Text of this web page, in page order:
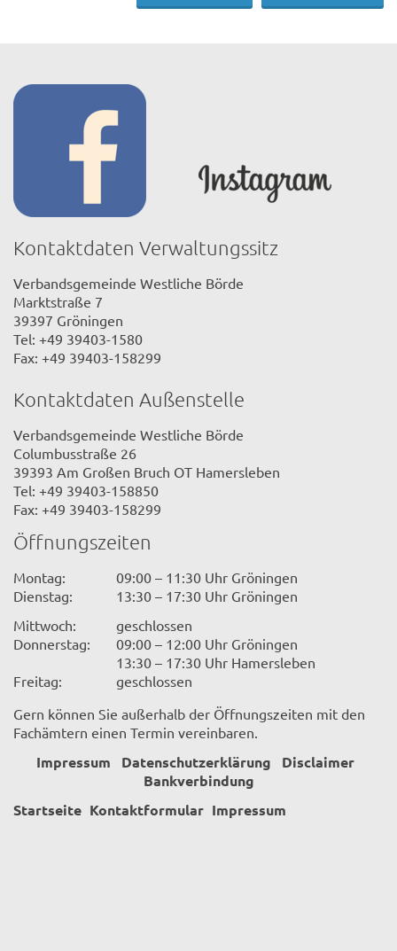
Kontaktdaten Verwaltungssitz
Verbandsgemeinde Westliche Börde
Marktstraße 7
39397 Gröningen
Tel: +49 39403-1580
Fax: +49 39403-158299
Kontaktdaten Außenstelle
Verbandsgemeinde Westliche Börde
Columbusstraße 26
39393 Am Großen Bruch OT Hamersleben
Tel: +49 39403-158850
Fax: +49 39403-158299
Öffnungszeiten
Montag:
09:00 – 11:30 Uhr Gröningen
Dienstag:
13:30 – 17:30 Uhr Gröningen
Mittwoch:
geschlossen
Donnerstag:
09:00 – 12:00 Uhr Gröningen
13:30 – 17:30 Uhr Hamersleben
Freitag:
geschlossen
Gern können Sie außerhalb der Öffnungszeiten mit den
Fachämtern einen Termin vereinbaren.
Impressum Datenschutzerklärung
Disclaimer
Bankverbindung
Startseite Kontaktformular Impressum